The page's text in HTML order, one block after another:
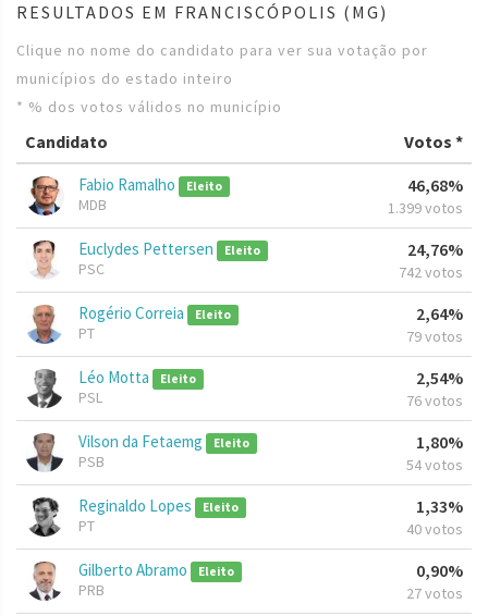
RESULTADOS EM FRANCISCÓPOLIS (MG)
Clique no nome do candidato para ver sua votação por
municípios do estado inteiro
* % dos votos válidos no município
Candidato Votos *
Fabio Ramalho Eleito
MDB
46,68%
1.399 votos
Euclydes Pettersen Eleito
PSC
24,76%
742 votos
Rogério Correia Eleito
PT
2,64%
79 votos
Léo Motta Eleito
PSL
2,54%
76 votos
Vilson da Fetaemg Eleito
PSB
1,80%
54 votos
Reginaldo Lopes Eleito
PT
1,33%
40 votos
Gilberto Abramo Eleito
PRB
0,90%
27 votos